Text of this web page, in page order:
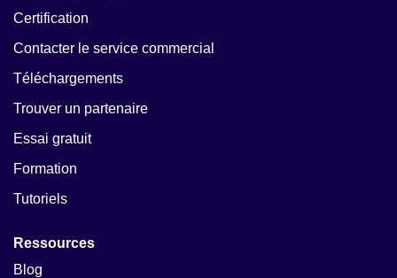
Certification
Contacter le service commercial
Téléchargements
Trouver un partenaire
Essai gratuit
Formation
Tutoriels
Ressources
Blog